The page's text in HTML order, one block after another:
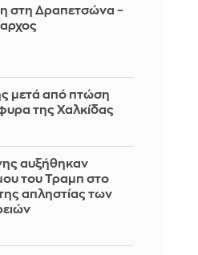
στη Δραπετσώνα –
μετά από πτώση
της Χαλκίδας
αυξήθηκαν
του Τραμπ στο
της απληστίας των